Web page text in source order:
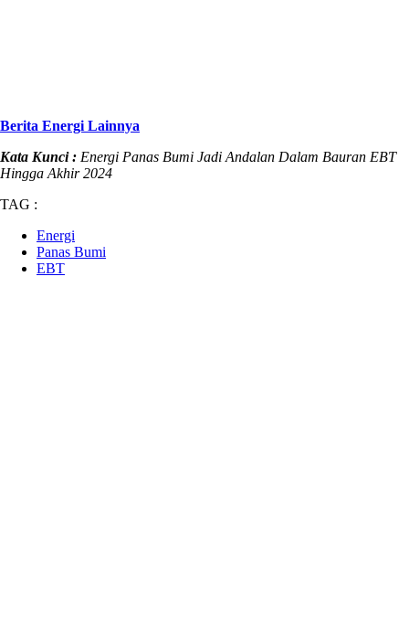
Berita Energi Lainnya
Kata Kunci : Energi Panas Bumi Jadi Andalan Dalam Bauran EBT
Hingga Akhir 2024
TAG :
Energi
Panas Bumi
EBT